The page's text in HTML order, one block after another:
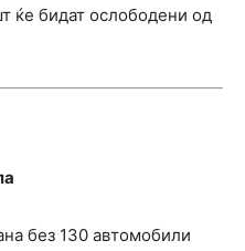
ќе бидат ослободени од
без 130 автомобили